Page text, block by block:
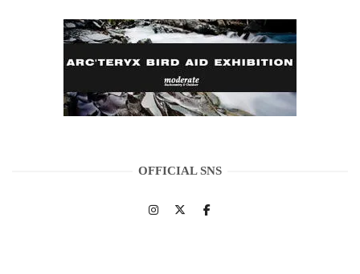
OFFICIAL SNS